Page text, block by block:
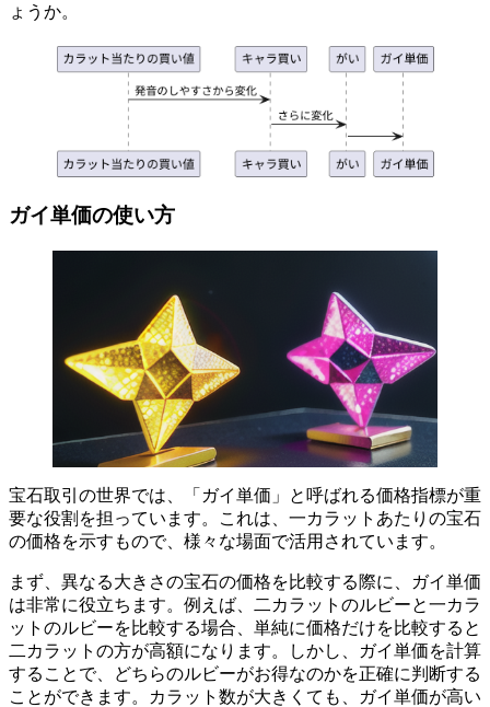
ょうか。
ガイ単価の使い方
宝石取引の世界では、「ガイ単価」と呼ばれる価格指標が重
要な役割を担っています。これは、一カラットあたりの宝石
の価格を示すもので、様々な場面で活用されています。
まず、異なる大きさの宝石の価格を比較する際に、ガイ単価
は非常に役立ちます。 例えば、二カラットのルビーと一カラ
ットのルビーを比較する場合、単純に価格だけを比較すると
二カラットの方が高額になります。しかし、ガイ単価を計算
することで、どちらのルビーがお得なのかを正確に判断する
ことができます。カラット数が大きくても、ガイ単価が高い